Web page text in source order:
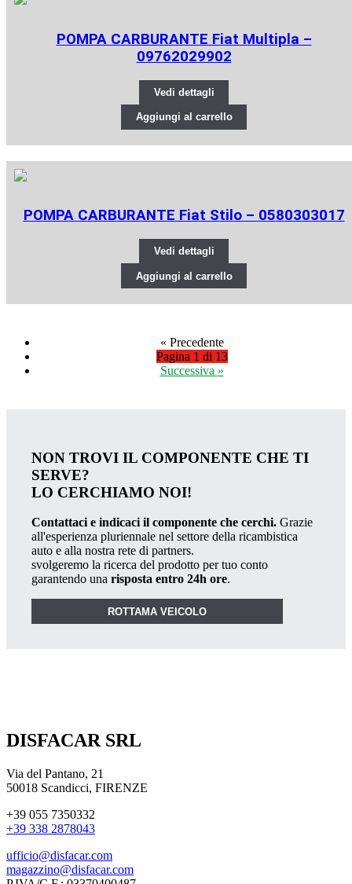
POMPA CARBURANTE Fiat Multipla –
09762029902
Vedi dettagli
Aggiungi al carrello
POMPA CARBURANTE Fiat Stilo – 0580303017
Vedi dettagli
Aggiungi al carrello
« Precedente
Pagina 1 di 13
Successiva »
NON TROVI IL COMPONENTE CHE TI
SERVE?
LO CERCHIAMO NOI!
Contattaci e indicaci il componente che cerchi. Grazie
all'esperienza pluriennale nel settore della ricambistica
auto e alla nostra rete di partners.
svolgeremo la ricerca del prodotto per tuo conto
garantendo una risposta entro 24h ore.
ROTTAMA VEICOLO
DISFACAR SRL
Via del Pantano, 21
50018 Scandicci, FIRENZE
+39 055 7350332
+39 338 2878043
ufficio@disfacar.com
magazzino@disfacar.com